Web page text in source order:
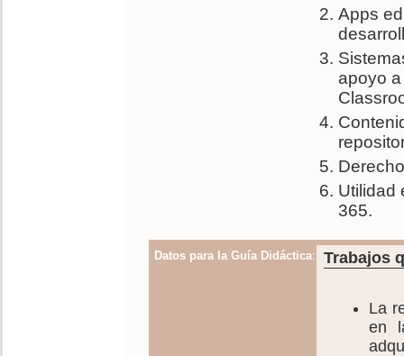
Apps
apoyo
Utilidad
365.
Datos para la Guía Didáctica: Trabajos
La
en